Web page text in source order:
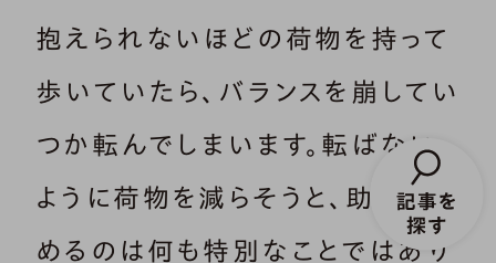
抱えられないほどの荷物を持って
歩いていたら、バランスを崩してい
つか転んでしまいます。転ばない
ように荷物を減らそうと、助けを求
めるのは何も特別なことではあり